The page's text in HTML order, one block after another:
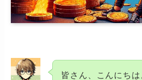
皆さん、こんにち